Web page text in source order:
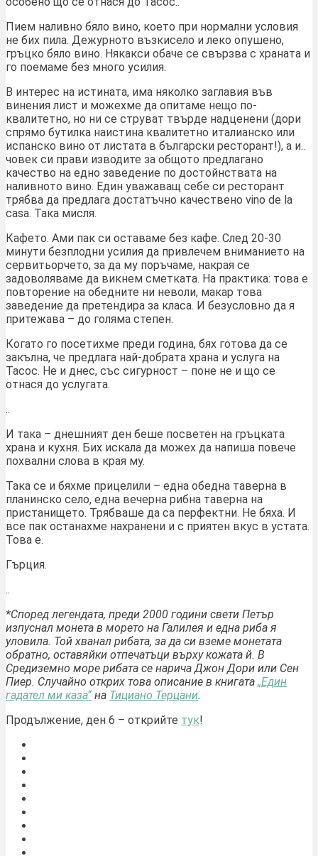
Пием наливно бяло вино, което при нормални условия
не бих пила. Дежурното възкисело и леко опушено,
гръцко бяло вино. Някакси обаче се свързва с храната и
го поемаме без много усилия.
В интерес на истината, има няколко заглавия във
винения лист и можехме да опитаме нещо по-
квалитетно, но ни се струват твърде надценени (дори
спрямо бутилка наистина квалитетно италианско или
испанско вино от листата в български ресторант!), а и..
човек си прави изводите за общото предлагано
качество на едно заведение по достойнствата на
наливното вино. Един уважаващ себе си ресторант
трябва да предлага достатъчно качествено vino de la
casa. Така мисля.
Кафето. Ами пак си оставаме без кафе. След 20-30
минути безплодни усилия да привлечем вниманието на
сервитьорчето, за да му поръчаме, накрая се
задоволяваме да викнем сметката. На практика: това е
повторение на обедните ни неволи, макар това
заведение да претендира за класа. И безусловно да я
притежава – до голяма степен.
Когато го посетихме преди година, бях готова да се
закълна, че предлага най-добрата храна и услуга на
Тасос. Не и днес, със сигурност – поне не и що се
отнася до услугата.
..
И така – днешният ден беше посветен на гръцката
храна и кухня. Бих искала да можех да напиша повече
похвални слова в края му.
Така се и бяхме прицелили – една обедна таверна в
планинско село, една вечерна рибна таверна на
пристанището. Трябваше да са перфектни. Не бяха. И
все пак останахме нахранени и с приятен вкус в устата.
Това е.
Гърция.
..
*Според легендата, преди 2000 години свети Петър
изпуснал монета в морето на Галилея и една риба я
уловила. Той хванал рибата, за да си вземе монетата
обратно, оставяйки отпечатъци върху кожата й. В
Средиземно море рибата се нарича Джон Дори или Сен
Пиер. Случайно открих това описание в книгата „Един
гадател ми каза“на Тициано Терцани.
Продължение, ден 6 – открийте тук!